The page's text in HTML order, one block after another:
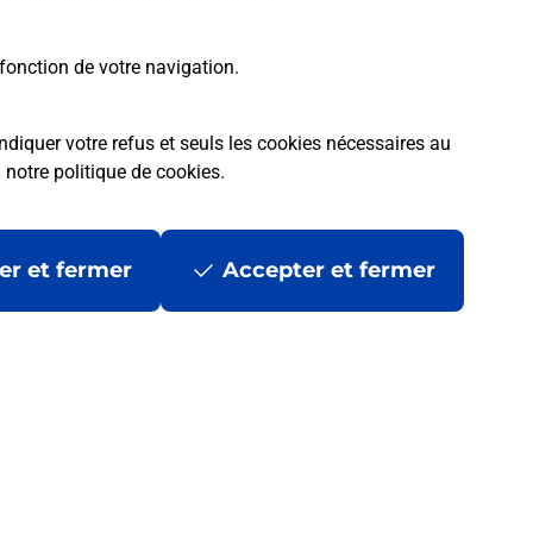
de votre navigation.
votre refus et seuls les cookies nécessaires au
notre politique de cookies.
et fermer Accepter et fermer